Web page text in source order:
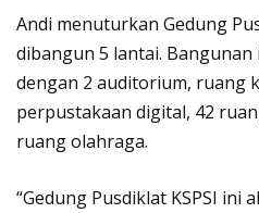
Andi menuturkan Gedung
dibangun 5 lantai.
dengan 2 auditorium, ruang
perpustakaan digital, 42
ruang olahraga.
“Gedung Pusdiklat KSPSI ini